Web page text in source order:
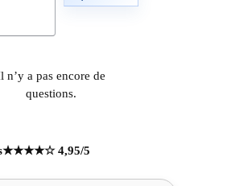
n’y a pas encore de
questions.
★★★★☆ 4,95/5